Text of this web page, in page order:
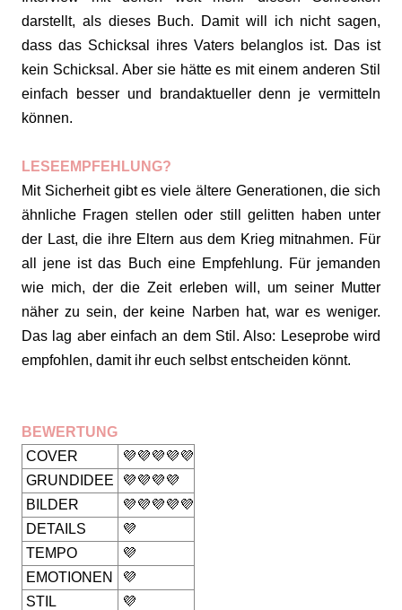
darstellt, als dieses Buch. Damit will ich nicht sagen,
dass das Schicksal ihres Vaters belanglos ist. Das ist
kein Schicksal. Aber sie hätte es mit einem anderen Stil
einfach besser und brandaktueller denn je vermitteln
können.
LESEEMPFEHLUNG?
Mit Sicherheit gibt es viele ältere Generationen, die sich
ähnliche Fragen stellen oder still gelitten haben unter
der Last, die ihre Eltern aus dem Krieg mitnahmen. Für
all jene ist das Buch eine Empfehlung. Für jemanden
wie mich, der die Zeit erleben will, um seiner Mutter
näher zu sein, der keine Narben hat, war es weniger.
Das lag aber einfach an dem Stil. Also: Leseprobe wird
empfohlen, damit ihr euch selbst entscheiden könnt.
BEWERTUNG
COVER
💜💜💜💜💜
GRUNDIDEE
💜💜💜💜
BILDER
💜💜💜💜💜
DETAILS
💜
TEMPO
💜
EMOTIONEN
💜
STIL
💜